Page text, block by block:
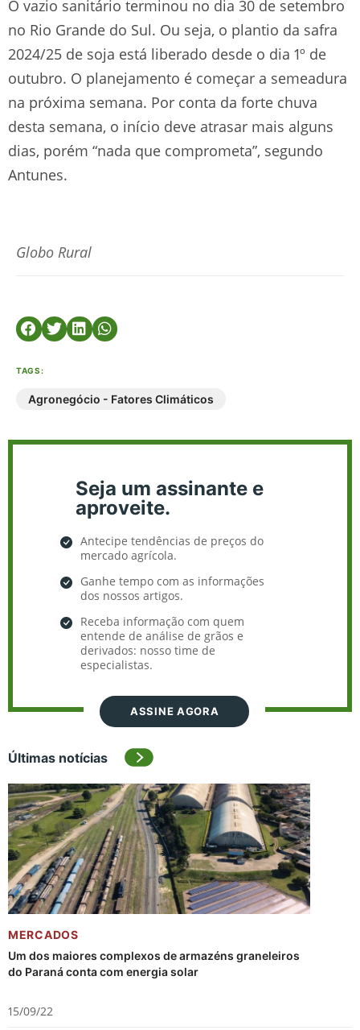
O vazio sanitário terminou no dia 30 de setembro
no Rio Grande do Sul. Ou seja, o plantio da safra
2024/25 de soja está liberado desde o dia 1º de
outubro. O planejamento é começar a semeadura
na próxima semana. Por conta da forte chuva
desta semana, o início deve atrasar mais alguns
dias, porém “nada que comprometa”, segundo
Antunes.
Globo Rural
TAGS:
Agronegócio - Fatores Climáticos
Seja um assinante e
aproveite.
Antecipe tendências de preços do
mercado agrícola.
Ganhe tempo com as informações
dos nossos artigos.
Receba informação com quem
entende de análise de grãos e
derivados: nosso time de
especialistas.
ASSINE AGORA
Últimas notícias
MERCADOS
Um dos maiores complexos de armazéns graneleiros
do Paraná conta com energia solar
15/09/22